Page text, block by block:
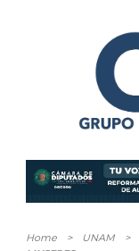
Home > UNAM >